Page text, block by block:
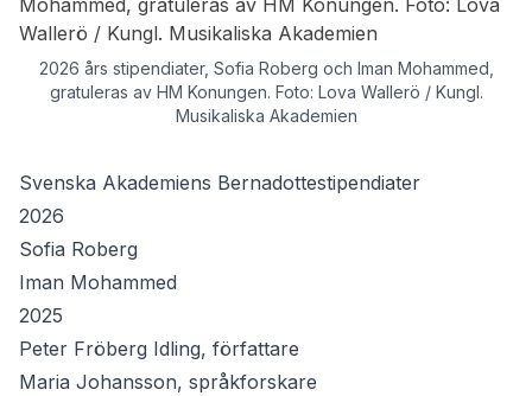
2026 års stipendiater, Sofia Roberg och Iman Mohammed,
gratuleras av HM Konungen. Foto: Lova Wallerö / Kungl.
Musikaliska Akademien
Svenska Akademiens Bernadottestipendiater
2026
Sofia Roberg
Iman Mohammed
2025
Peter Fröberg Idling, författare
Maria Johansson, språkforskare